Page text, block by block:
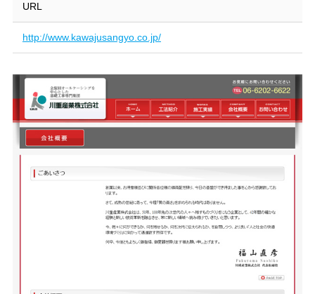
URL
http://www.kawajusangyo.co.jp/